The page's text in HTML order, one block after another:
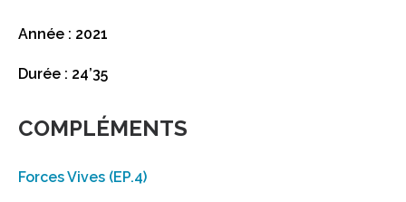
Année : 2021
Durée : 24’35
COMPLÉMENTS
Forces Vives (EP.4)